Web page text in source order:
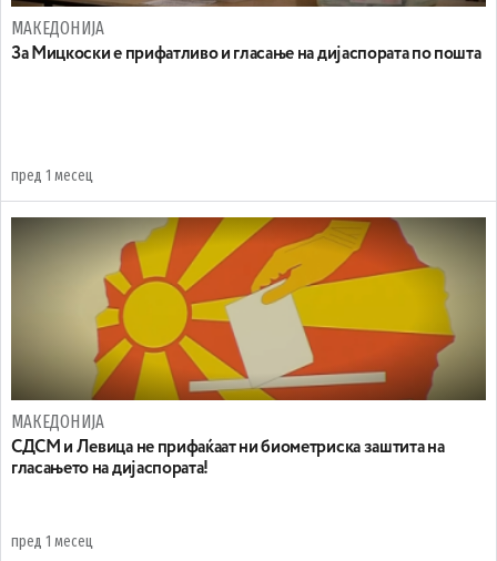
МАКЕДОНИЈА
За Мицкоски е прифатливо и гласање на дијаспората по пошта
пред 1 месец
МАКЕДОНИЈА
СДСМ и Левица не прифаќаат ни биометриска заштита на
гласањето на дијаспората!
пред 1 месец